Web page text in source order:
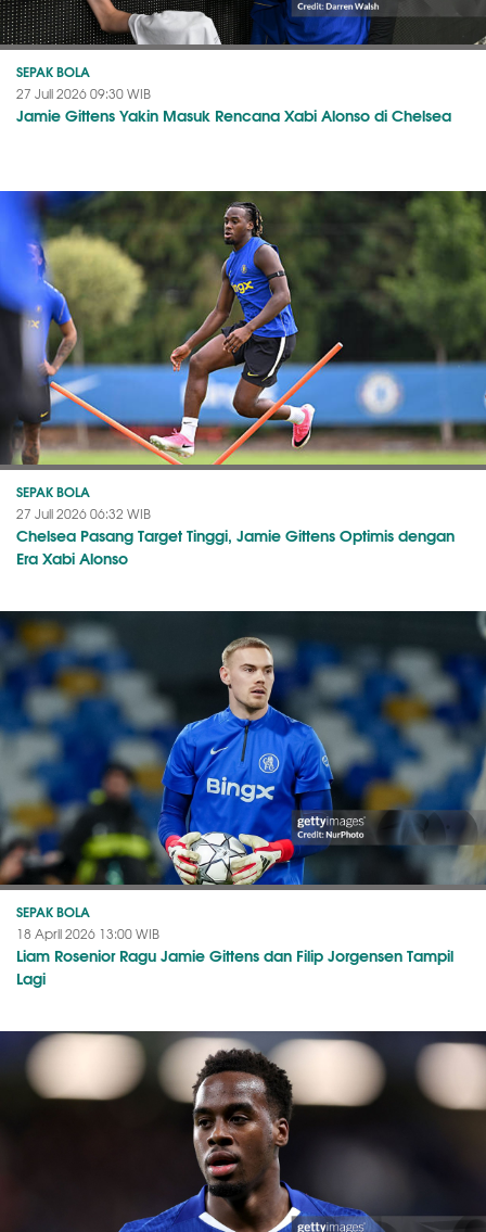
SEPAK BOLA
27 Juli 2026 09:30 WIB
Jamie Gittens Yakin Masuk Rencana Xabi Alonso di Chelsea
SEPAK BOLA
27 Juli 2026 06:32 WIB
Chelsea Pasang Target Tinggi, Jamie Gittens Optimis dengan
Era Xabi Alonso
SEPAK BOLA
18 April 2026 13:00 WIB
Liam Rosenior Ragu Jamie Gittens dan Filip Jorgensen Tampil
Lagi